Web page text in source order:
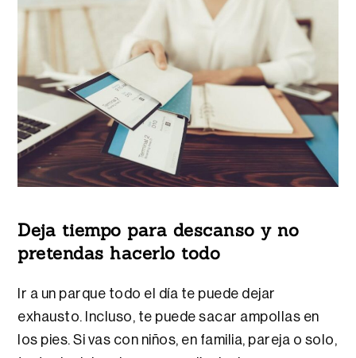
Deja tiempo para descanso y no
pretendas hacerlo todo
Ir a un parque todo el día te puede dejar
exhausto. Incluso, te puede sacar ampollas en
los pies. Si vas con niños, en familia, pareja o solo,